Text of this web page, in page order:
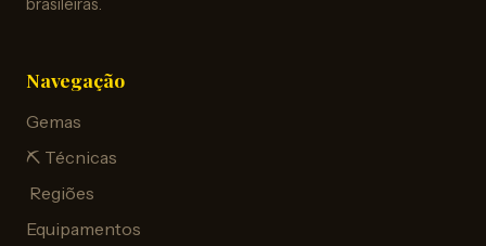
brasileiras.
Navegação
Gemas
⛏️ Técnicas
️ Regiões
Equipamentos